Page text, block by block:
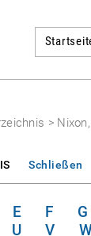
>
Schließen
E F G
U V